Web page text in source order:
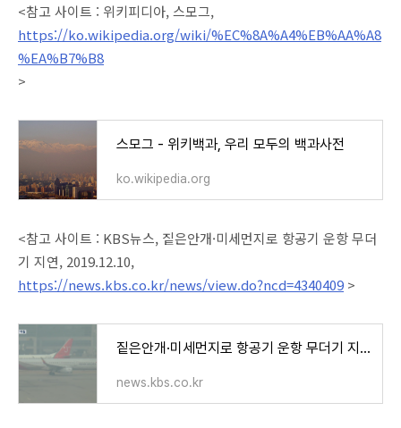
<참고 사이트 : 위키피디아, 스모그,
https://ko.wikipedia.org/wiki/%EC%8A%A4%EB%AA%A8
%EA%B7%B8
>
스모그 - 위키백과, 우리 모두의 백과사전
ko.wikipedia.org
<참고 사이트 : KBS뉴스, 짙은안개·미세먼지로 항공기 운항 무더
기 지연, 2019.12.10,
https://news.kbs.co.kr/news/view.do?ncd=4340409 >
짙은안개·미세먼지로 항공기 운항 무더기 지연
news.kbs.co.kr